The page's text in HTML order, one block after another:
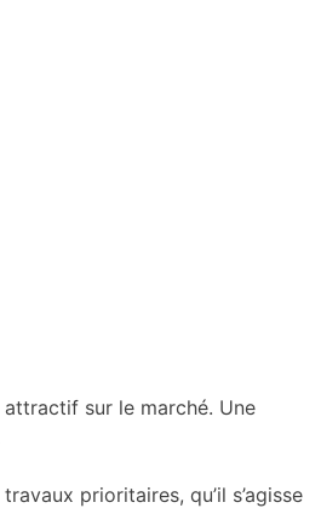
sur le marché. Une
prioritaires, qu’il s’agisse